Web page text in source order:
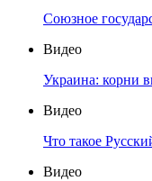
Союзное
Видео
Украина: корни
Видео
Что такое
Видео